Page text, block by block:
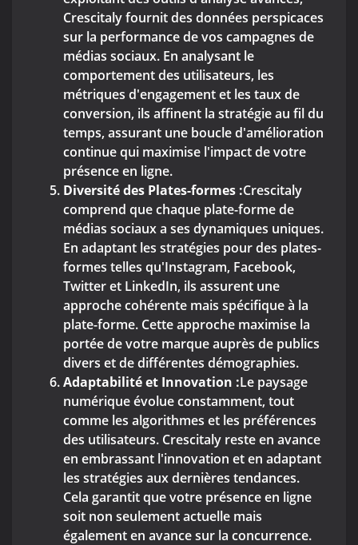
Crescitaly fournit des données perspicaces
sur la performance de vos campagnes de
médias sociaux. En analysant le
comportement des utilisateurs, les
métriques d'engagement et les taux de
conversion, ils affinent la stratégie au fil du
temps, assurant une boucle d'amélioration
continue qui maximise l'impact de votre
présence en ligne.
Diversité des Plates-formes :Crescitaly
comprend que chaque plate-forme de
médias sociaux a ses dynamiques uniques.
En adaptant les stratégies pour des plates-
formes telles qu'Instagram, Facebook,
Twitter et LinkedIn, ils assurent une
approche cohérente mais spécifique à la
plate-forme. Cette approche maximise la
portée de votre marque auprès de publics
divers et de différentes démographies.
Adaptabilité et Innovation :Le paysage
numérique évolue constamment, tout
comme les algorithmes et les préférences
des utilisateurs. Crescitaly reste en avance
en embrassant l'innovation et en adaptant
les stratégies aux dernières tendances.
Cela garantit que votre présence en ligne
soit non seulement actuelle mais
également en avance sur la concurrence.